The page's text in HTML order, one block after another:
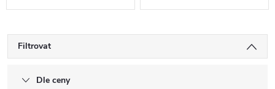
Filtrovat
Dle ceny